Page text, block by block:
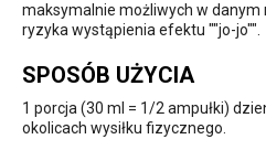
maksymalnie możliwych w
ryzyka wystąpienia efektu ""jo-jo"".
SPOSÓB UŻYCIA
1 porcja (30 ml = 1/2 ampułki)
okolicach wysiłku fizycznego.